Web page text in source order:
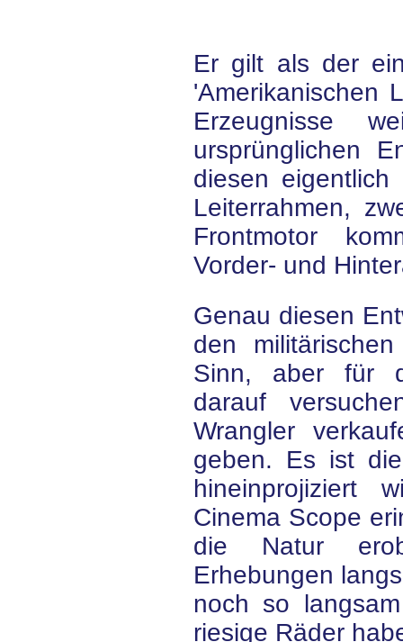
Er gilt als der
'Amerikanischen
Erzeugnisse
ursprünglichen
diesen
Leiterrahmen,
Frontmotor
Vorder- und
Genau diesen
den
Sinn, aber für
darauf
Wrangler
geben. Es ist
hineinprojiziert
Cinema Scope
die Natur
Erhebungen
noch so
riesige Räder